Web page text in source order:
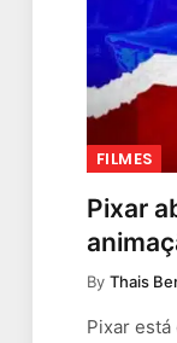
FILMES
Pixar
By Thais
Pixar